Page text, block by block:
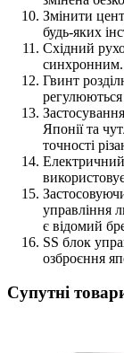
Змінити
будь-яких
Східний
синхронним.
Гвинт
Японії та
точності
Електричний
управління
є відомий
SS блок
озброєння
Супутні